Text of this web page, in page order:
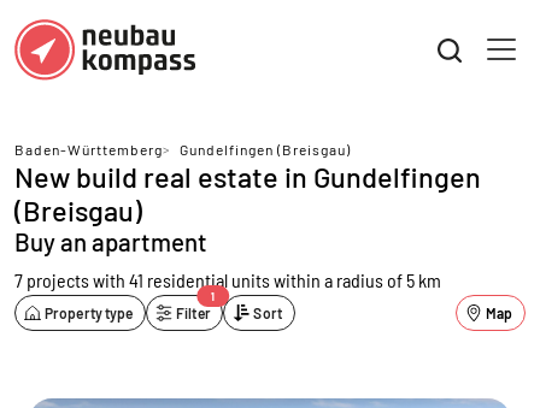
Baden-Württemberg> Gundelfingen (Breisgau)
New build real estate in Gundelfingen
(Breisgau)
Buy an apartment
7 projects with 41 residential unitswithin a radius of 5 km
Property type Filter
1
Sort Map